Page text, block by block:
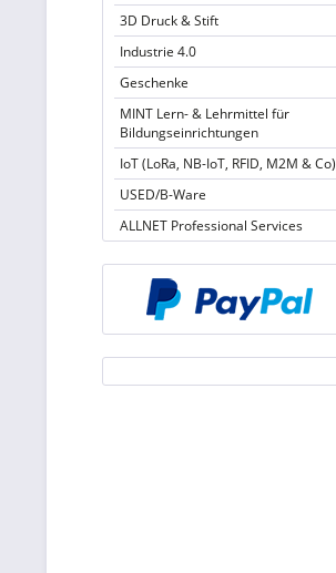
3D Druck & Stift
Industrie 4.0
Geschenke
MINT Lern- & Lehrmittel für
Bildungseinrichtungen
IoT (LoRa, NB-IoT, RFID, M2M & Co)
USED/B-Ware
ALLNET Professional Services